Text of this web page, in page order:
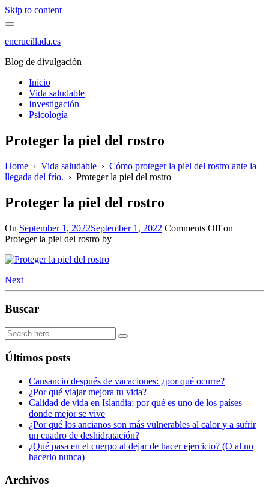
Skip to content
encrucillada.es
Blog de divulgación
Inicio
Vida saludable
Investigación
Psicología
Proteger la piel del rostro
Home › Vida saludable › Cómo proteger la piel del rostro ante la
llegada del frío. › Proteger la piel del rostro
Proteger la piel del rostro
On September 1, 2022September 1, 2022 Comments Offon
Proteger la piel del rostro by
Next
Buscar
Últimos posts
Cansancio después de vacaciones: ¿por qué ocurre?
¿Por qué viajar mejora tu vida?
Calidad de vida en Islandia: por qué es uno de los países
donde mejor se vive
¿Por qué los ancianos son más vulnerables al calor y a sufrir
un cuadro de deshidratación?
¿Qué pasa en el cuerpo al dejar de hacer ejercicio? (O al no
hacerlo nunca)
Archivos